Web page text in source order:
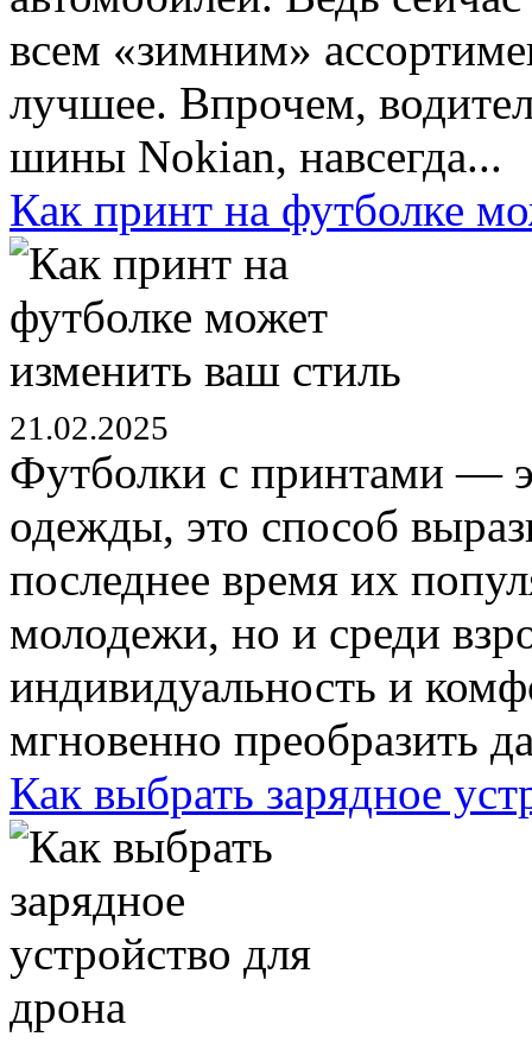
всем «зимним»
лучшее. Впрочем,
шины Nokian, навсегда...
Как принт на футболке
21.02.2025
Футболки с принтами —
одежды, это способ
последнее время их
молодежи, но и среди
индивидуальность и
мгновенно преобразить
Как выбрать зарядное